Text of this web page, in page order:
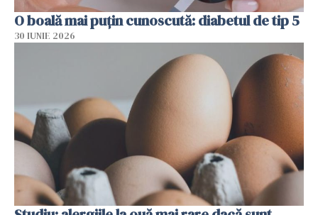
O boală mai puțin cunoscută: diabetul de tip 5
30 IUNIE 2026